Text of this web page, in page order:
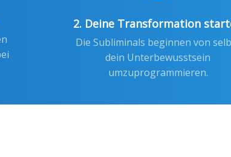
2. Deine Transformation
Die Subliminals beginnen von
dein Unterbewusstsein
umzuprogrammieren.